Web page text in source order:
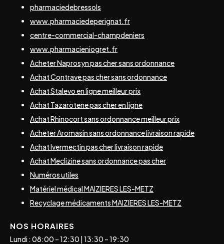
pharmaciedebressols
www.pharmaciedeperignat.fr
centre-commercial-champdeniers
www.pharmacieniogret.fr
Acheter Naprosyn pas cher sans ordonnance
Achat Contrave pas cher sans ordonnance
Achat Stalevo en ligne meilleur prix
Achat Tazarotene pas cher en ligne
Achat Rhinocort sans ordonnance meilleur prix
Acheter Aromasin sans ordonnance livraison rapide
Achat Ivermectin pas cher livraison rapide
Achat Meclizine sans ordonnance pas cher
Numéros utiles
Matériel médical MAIZIERES LES-METZ
Recyclage médicaments MAIZIERES LES-METZ
NOS HORAIRES
Lundi : 08:00 – 12:30 | 13:30 – 19:30